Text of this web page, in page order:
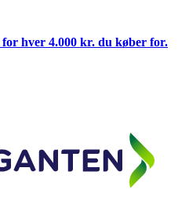
hver 4.000 kr. du køber for.